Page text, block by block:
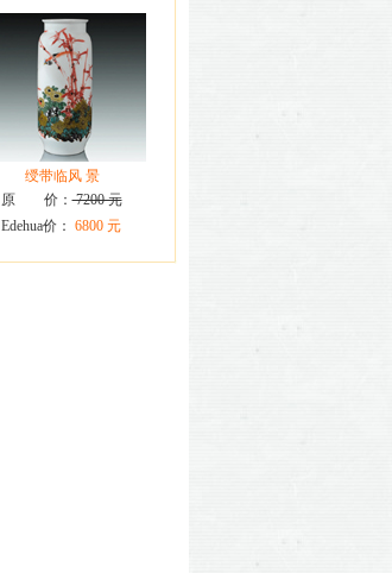
绶带临风 景
原 价：7200 元
Edehua价： 6800 元